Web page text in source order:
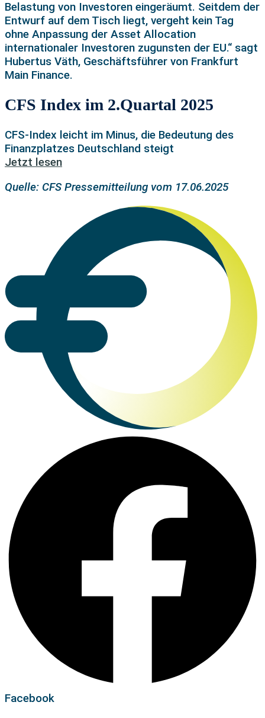
Belastung von Investoren eingeräumt. Seitdem der
Entwurf auf dem Tisch liegt, vergeht kein Tag
ohne Anpassung der Asset Allocation
internationaler Investoren zugunsten der EU.“ sagt
Hubertus Väth, Geschäftsführer von Frankfurt
Main Finance.
CFS Index im 2.Quartal 2025
CFS-Index leicht im Minus, die Bedeutung des
Finanzplatzes Deutschland steigt
Jetzt lesen
Quelle: CFS Pressemitteilung vom 17.06.2025
Facebook